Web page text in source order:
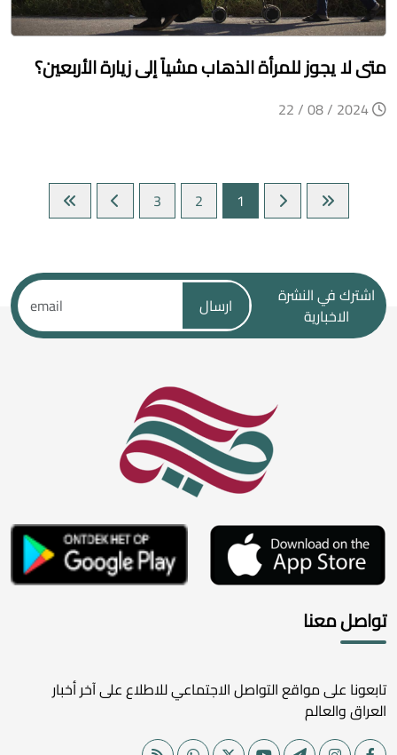
متى لا يجوز للمرأة الذهاب مشياً إلى زيارة الأربعين؟
1
2
3
اشترك في النشرة
الاخبارية
ارسال
تواصل معنا
تابعونا على مواقع التواصل الاجتماعي للاطلاع على آخر أخبار
العراق والعالم